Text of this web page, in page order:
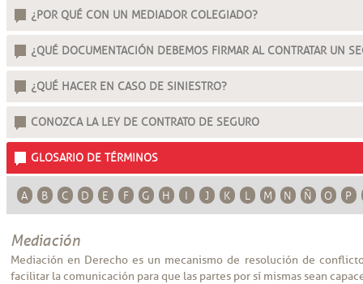
¿POR QUÉ CON UN MEDIADOR COLEGIADO?
¿QUÉ DOCUMENTACIÓN DEBEMOS FIRMAR AL CONTRATAR UN
¿QUÉ HACER EN CASO DE SINIESTRO?
CONOZCA LA LEY DE CONTRATO DE SEGURO
GLOSARIO DE TÉRMINOS
A B C D E F G H I J K L M N Ñ O P
Mediación
Mediación en Derecho es un mecanismo de resolución de
facilitar la comunicación para que las partes por sí mismas sean